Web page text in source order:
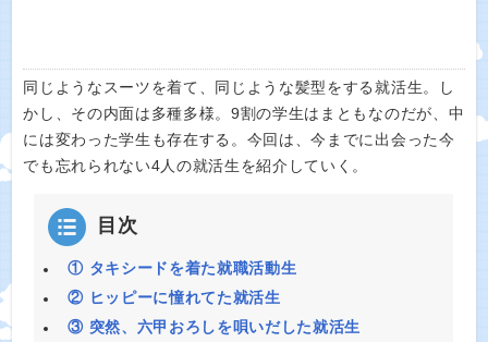
同じようなスーツを着て、同じような髪型をする就活生。し
かし、その内面は多種多様。9割の学生はまともなのだが、中
には変わった学生も存在する。今回は、今までに出会った今
でも忘れられない4人の就活生を紹介していく。
目次
① タキシードを着た就職活動生
② ヒッピーに憧れてた就活生
③ 突然、六甲おろしを唄いだした就活生